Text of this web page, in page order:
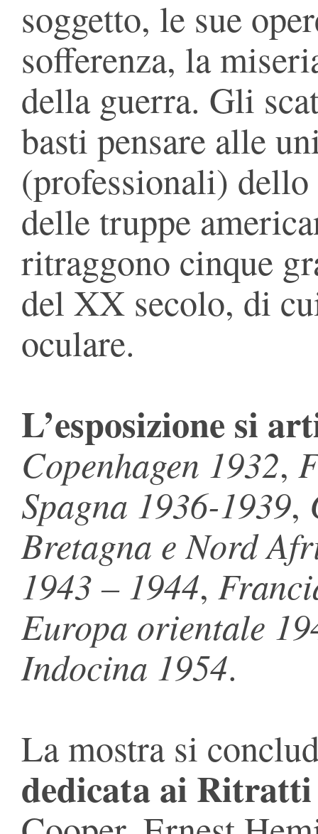
soggetto, le sue
sofferenza, la
della guerra. Gli
basti pensare alle
(professionali)
delle truppe
ritraggono cinque
del XX secolo, di
oculare.
L’esposizione si
Copenhagen 1932,
Spagna 1936-1939,
Bretagna e Nord
1943 – 1944,
Europa orientale
Indocina 1954.
La mostra si
dedicata ai